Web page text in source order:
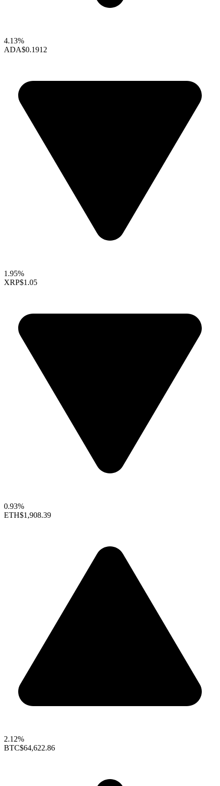
4.13%
ADA$0.1912
1.95%
XRP$1.05
0.93%
ETH$1,908.39
2.12%
BTC$64,622.86